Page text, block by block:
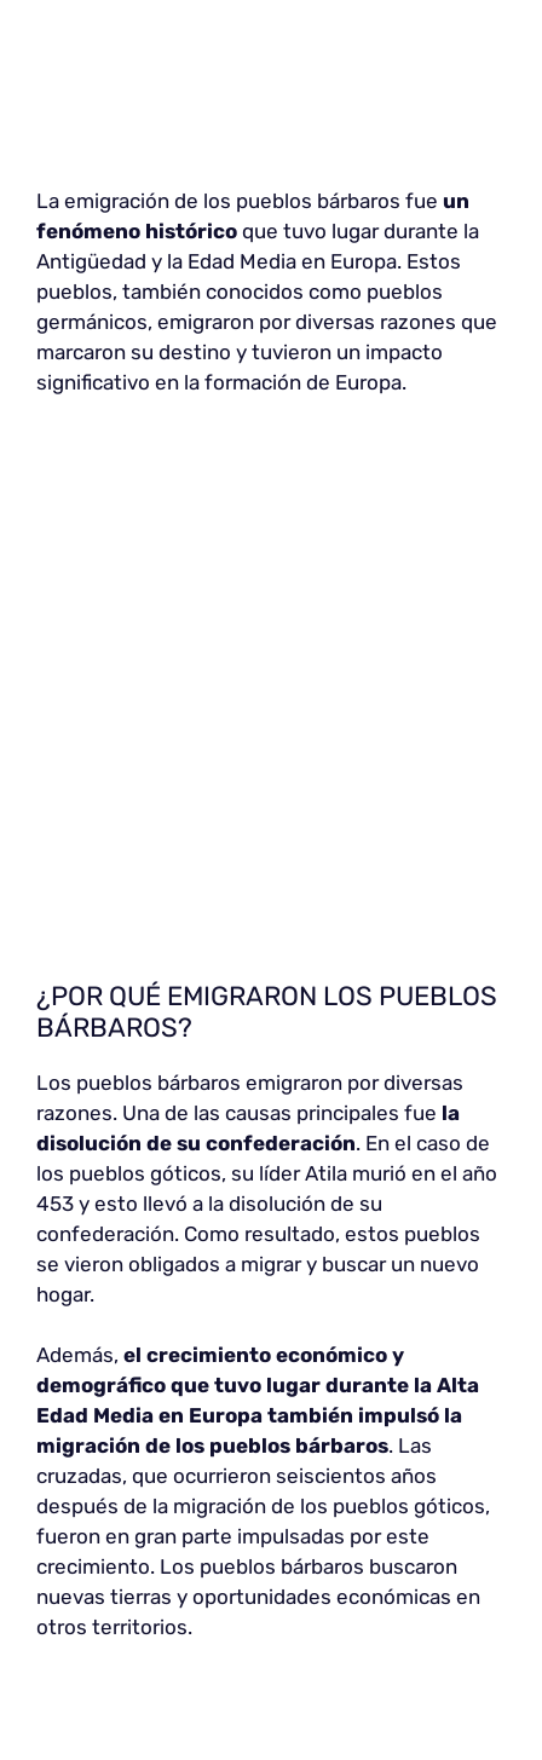
La emigración de los pueblos bárbaros fue un
fenómeno histórico que tuvo lugar durante la
Antigüedad y la Edad Media en Europa. Estos
pueblos, también conocidos como pueblos
germánicos, emigraron por diversas razones que
marcaron su destino y tuvieron un impacto
significativo en la formación de Europa.
¿POR QUÉ EMIGRARON LOS PUEBLOS
BÁRBAROS?
Los pueblos bárbaros emigraron por diversas
razones. Una de las causas principales fue la
disolución de su confederación. En el caso de
los pueblos góticos, su líder Atila murió en el año
453 y esto llevó a la disolución de su
confederación. Como resultado, estos pueblos
se vieron obligados a migrar y buscar un nuevo
hogar.
Además, el crecimiento económico y
demográfico que tuvo lugar durante la Alta
Edad Media en Europa también impulsó la
migración de los pueblos bárbaros. Las
cruzadas, que ocurrieron seiscientos años
después de la migración de los pueblos góticos,
fueron en gran parte impulsadas por este
crecimiento. Los pueblos bárbaros buscaron
nuevas tierras y oportunidades económicas en
otros territorios.